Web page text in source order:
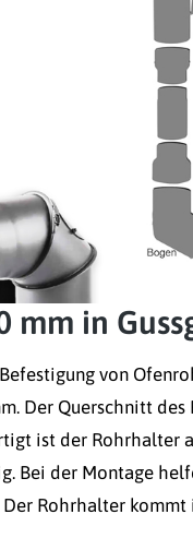
mm in
von
Der Querschnitt
ist der Rohrhalter
Bei der Montage
Rohrhalter